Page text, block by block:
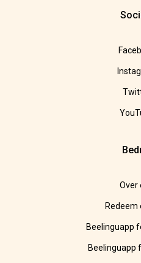
Over
Redeem
Beelinguapp
Beelinguapp